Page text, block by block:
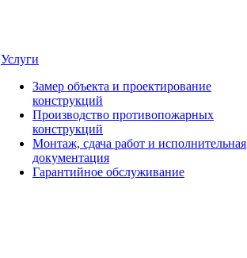
Услуги
Замер объекта и проектирование
конструкций
Производство противопожарных
конструкций
Монтаж, сдача работ и исполнительная
документация
Гарантийное обслуживание